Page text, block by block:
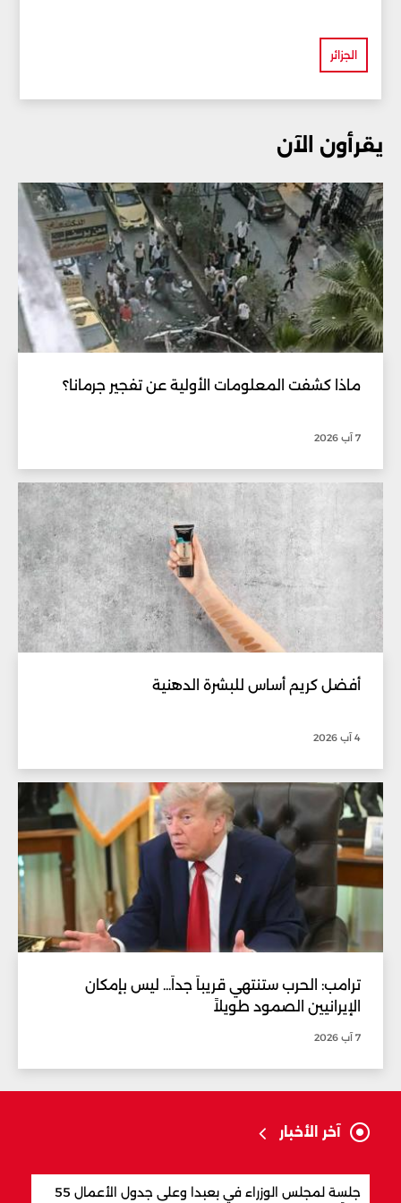
الجزائر
يقرأون الآن
ماذا كشفت المعلومات الأولية عن تفجير جرمانا؟
7 آب 2026
أفضل كريم أساس للبشرة الدهنية
4 آب 2026
ترامب: الحرب ستنتهي قريباً جداً... ليس بإمكان
الإيرانيين الصمود طويلاً
7 آب 2026
آخر الأخبار
جلسة لمجلس الوزراء في بعبدا وعلى جدول الأعمال 55